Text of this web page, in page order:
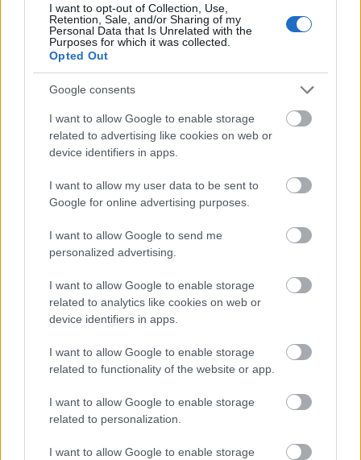
I want to opt-out of Collection, Use,
Retention, Sale, and/or Sharing of my
Personal Data that Is Unrelated with the
Purposes for which it was collected.
Opted Out
Google consents
I want to allow Google to enable storage
related to advertising like cookies on web or
device identifiers in apps.
I want to allow my user data to be sent to
Google for online advertising purposes.
I want to allow Google to send me
personalized advertising.
I want to allow Google to enable storage
related to analytics like cookies on web or
device identifiers in apps.
I want to allow Google to enable storage
related to functionality of the website or app.
I want to allow Google to enable storage
related to personalization.
I want to allow Google to enable storage
Most már Simon Gábort öleli a
titokzatos bohóc
Annyira, de annyira lehetett tudni, hogy még
annyirabbra már nem is lehetett volna, hogy ez lesz.
Igen, aFideszCivil Összefogás beemelte a
kampányba ...